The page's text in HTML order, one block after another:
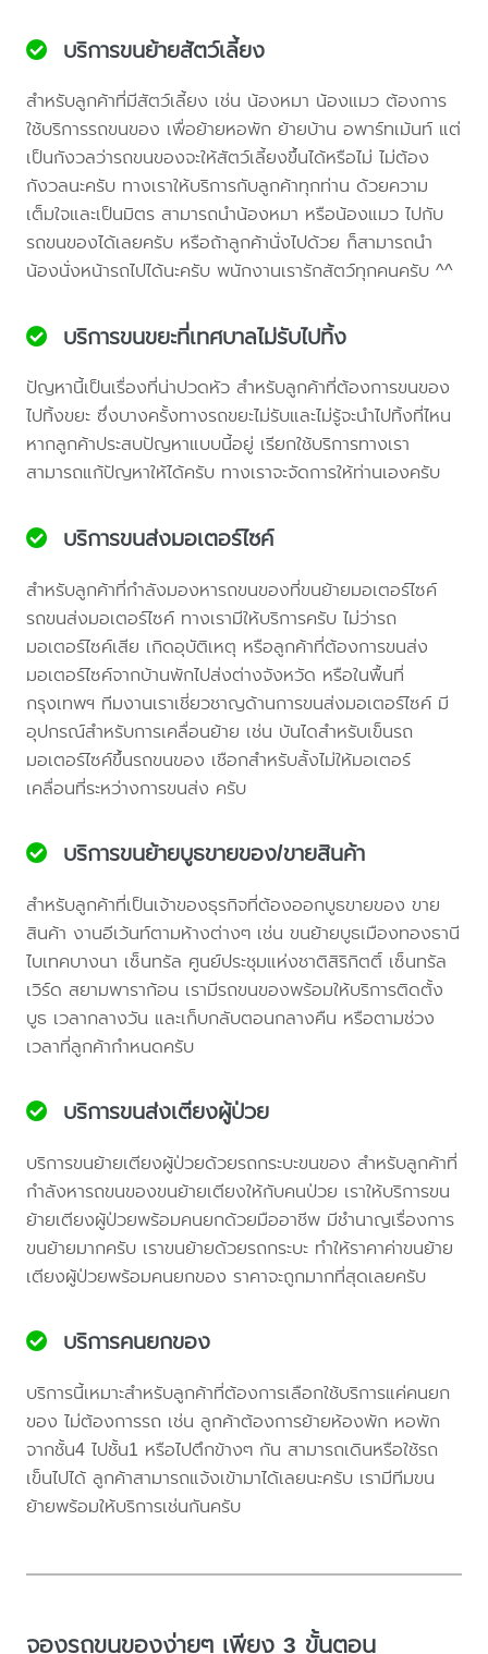
บริการขนย้ายสัตว์เลี้ยง
สำหรับลูกค้าที่มีสัตว์เลี้ยง เช่น น้องหมา น้องแมว ต้องการ
ใช้บริการรถขนของ เพื่อย้ายหอพัก ย้ายบ้าน อพาร์ทเม้นท์ แต่
เป็นกังวลว่ารถขนของจะให้สัตว์เลี้ยงขึ้นได้หรือไม่ ไม่ต้อง
กังวลนะครับ ทางเราให้บริการกับลูกค้าทุกท่าน ด้วยความ
เต็มใจและเป็นมิตร สามารถนำน้องหมา หรือน้องแมว ไปกับ
รถขนของได้เลยครับ หรือถ้าลูกค้านั่งไปด้วย ก็สามารถนำ
น้องนั่งหน้ารถไปได้นะครับ พนักงานเรารักสัตว์ทุกคนครับ ^^
บริการขนขยะที่เทศบาลไม่รับไปทิ้ง
ปัญหานี้เป็นเรื่องที่น่าปวดหัว สำหรับลูกค้าที่ต้องการขนของ
ไปทิ้งขยะ ซึ่งบางครั้งทางรถขยะไม่รับและไม่รู้จะนำไปทิ้งที่ไหน
หากลูกค้าประสบปัญหาแบบนี้อยู่ เรียกใช้บริการทางเรา
สามารถแก้ปัญหาให้ได้ครับ ทางเราจะจัดการให้ท่านเองครับ
บริการขนส่งมอเตอร์ไซค์
สำหรับลูกค้าที่กำลังมองหารถขนของที่ขนย้ายมอเตอร์ไซค์
รถขนส่งมอเตอร์ไซค์ ทางเรามีให้บริการครับ ไม่ว่ารถ
มอเตอร์ไซค์เสีย เกิดอุบัติเหตุ หรือลูกค้าที่ต้องการขนส่ง
มอเตอร์ไซค์จากบ้านพักไปส่งต่างจังหวัด หรือในพื้นที่
กรุงเทพฯ ทีมงานเราเชี่ยวชาญด้านการขนส่งมอเตอร์ไซค์ มี
อุปกรณ์สำหรับการเคลื่อนย้าย เช่น บันไดสำหรับเข็นรถ
มอเตอร์ไซค์ขึ้นรถขนของ เชือกสำหรับลั้งไม่ให้มอเตอร์
เคลื่อนที่ระหว่างการขนส่ง ครับ
บริการขนย้ายบูธขายของ/ขายสินค้า
สำหรับลูกค้าที่เป็นเจ้าของธุรกิจที่ต้องออกบูธขายของ ขาย
สินค้า งานอีเว้นท์ตามห้างต่างๆ เช่น ขนย้ายบูธเมืองทองธานี
ไบเทคบางนา เซ็นทรัล ศูนย์ประชุมแห่งชาติสิริกิตติ์ เซ็นทรัล
เวิร์ด สยามพาราก้อน เรามีรถขนของพร้อมให้บริการติดตั้ง
บูธ เวลากลางวัน และเก็บกลับตอนกลางคืน หรือตามช่วง
เวลาที่ลูกค้ากำหนดครับ
บริการขนส่งเตียงผู้ป่วย
บริการขนย้ายเตียงผู้ป่วยด้วยรถกระบะขนของ สำหรับลูกค้าที่
กำลังหารถขนของขนย้ายเตียงให้กับคนป่วย เราให้บริการขน
ย้ายเตียงผู้ป่วยพร้อมคนยกด้วยมืออาชีพ มีชำนาญเรื่องการ
ขนย้ายมากครับ เราขนย้ายด้วยรถกระบะ ทำให้ราคาค่าขนย้าย
เตียงผู้ป่วยพร้อมคนยกของ ราคาจะถูกมากที่สุดเลยครับ
บริการคนยกของ
บริการนี้เหมาะสำหรับลูกค้าที่ต้องการเลือกใช้บริการแค่คนยก
ของ ไม่ต้องการรถ เช่น ลูกค้าต้องการย้ายห้องพัก หอพัก
จากชั้น4 ไปชั้น1 หรือไปตึกข้างๆ กัน สามารถเดินหรือใช้รถ
เข็นไปได้ ลูกค้าสามารถแจ้งเข้ามาได้เลยนะครับ เรามีทีมขน
ย้ายพร้อมให้บริการเช่นกันครับ
จองรถขนของง่ายๆ เพียง 3 ขั้นตอน